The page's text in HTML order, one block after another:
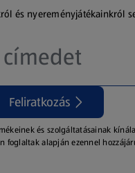
és nyereményjátékainkról
Feliratkozás
és szolgáltatásainak
alapján ezennel